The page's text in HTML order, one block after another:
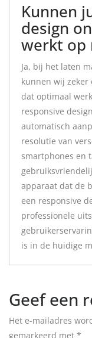
Kunnen
design
werkt op
Ja, bij het laten
kunnen wij zeker
dat optimaal
responsive
automatisch
resolutie van
smartphones en
apparaat dat de
een responsive
professionele
is in de huidige
Geef een
Het e-mailadres
gemarkeerd met *